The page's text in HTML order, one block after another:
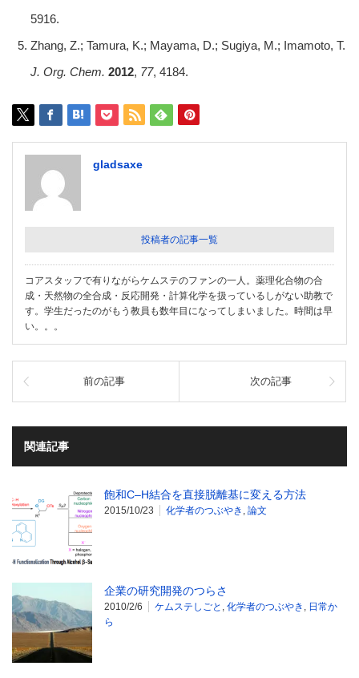
5916.
Zhang, Z.; Tamura, K.; Mayama, D.; Sugiya, M.; Imamoto, T.
J. Org. Chem. 2012, 77, 4184.
gladsaxe
投稿者の記事一覧
コアスタッフで有りながらケムステのファンの一人。薬理化合物の合
成・天然物の全合成・反応開発・計算化学を扱っているしがない助教で
す。学生だったのがもう教員も数年目になってしまいました。時間は早
い。。。
前の記事 次の記事
関連記事
飽和C–H結合を直接脱離基に変える方法
2015/10/23 化学者のつぶやき , 論文
企業の研究開発のつらさ
2010/2/6 ケムステしごと , 化学者のつぶやき , 日常か
ら